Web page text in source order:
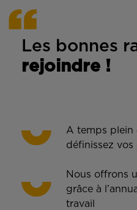
Les bonnes
rejoindre !
A temps plein
définissez
Nous offrons
grâce à
travail